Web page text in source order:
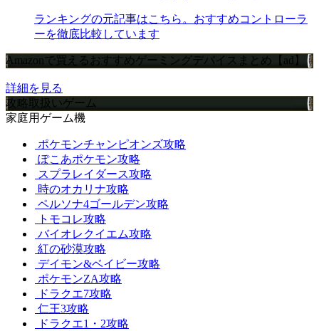
ランキングの元記事はこちら。おすすめコントローラ
ーを徹底比較しています
Amazonで買えるおすすめゲーミングデバイスまとめ【ad】
詳細を見る
攻略取扱いゲーム
家庭用ゲーム機
ポケモンチャンピオンズ攻略
ぽこあポケモン攻略
スプラレイダース攻略
時のオカリナ攻略
ペルソナ4ゴールデン攻略
トモコレ攻略
バイオレクイエム攻略
紅の砂漠攻略
デイモン&ベイビー攻略
ポケモンZA攻略
ドラクエ7攻略
仁王3攻略
ドラクエ1・2攻略